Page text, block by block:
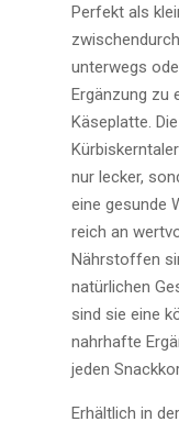
Perfekt als
unterwegs
Ergänzung zu
Käseplatte. Die
nur lecker,
eine gesunde
reich an
Nährstoffen
natürlichen
sind sie eine
nahrhafte
jeden
Erhältlich in